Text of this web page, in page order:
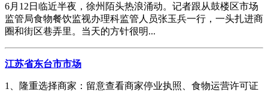
6月12日临近半夜，徐州陌头热浪涌动。记者跟从鼓楼区市场
监管局食物餐饮监视办理科监管人员张玉兵一行，一头扎进商
圈和街区巷弄里。当天的方针很明...
江苏省东台市市场
1、隆重选择商家：留意查看商家停业执照、食物运营许可证